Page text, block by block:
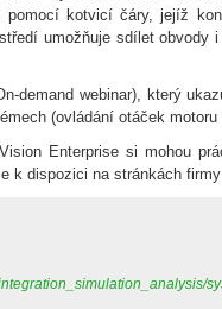
pomocí kotvicí čáry, jejíž
umožňuje sdílet
demand webinar), který
(ovládání otáček motoru
Enterprise si mohou
k dispozici na stránkách